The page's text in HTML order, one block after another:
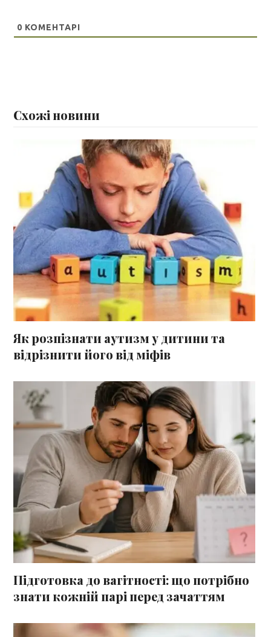
0 КОМЕНТАРІ
Схожі новини
Як розпізнати аутизм у дитини та
відрізнити його від міфів
Підготовка до вагітності: що потрібно
знати кожній парі перед зачаттям